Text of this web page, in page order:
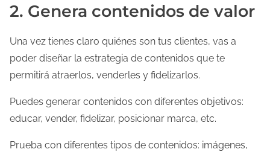
2. Genera contenidos de valor
Una vez tienes claro quiénes son tus clientes, vas a
poder diseñar la estrategia de contenidos que te
permitirá atraerlos, venderles y fidelizarlos.
Puedes generar contenidos con diferentes objetivos:
educar, vender, fidelizar, posicionar marca, etc.
Prueba con diferentes tipos de contenidos: imágenes,